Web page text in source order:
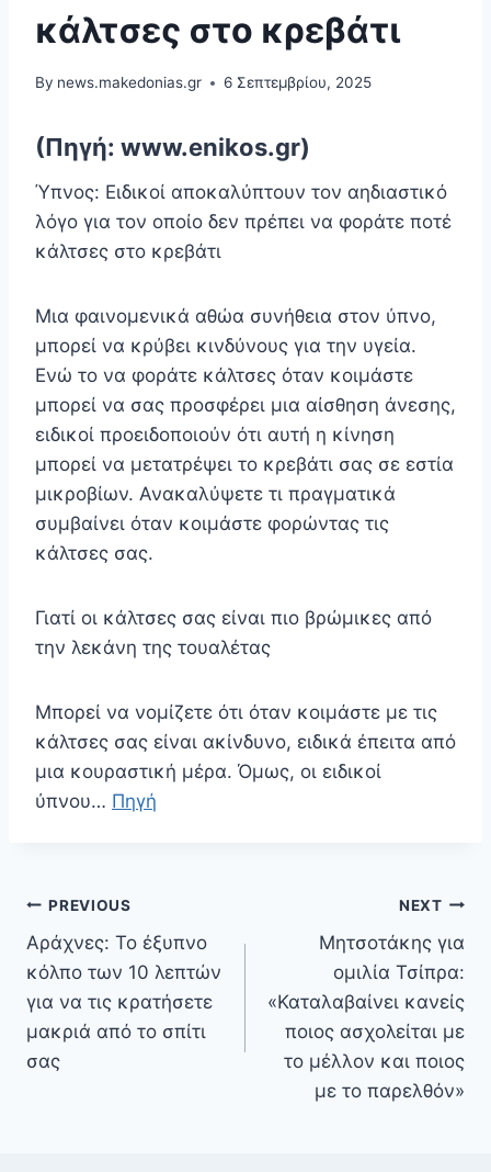
κάλτσες στο κρεβάτι
By news.makedonias.gr 6 Σεπτεμβρίου, 2025
(Πηγή: www.enikos.gr)
Ύπνος: Ειδικοί αποκαλύπτουν τον αηδιαστικό
λόγο για τον οποίο δεν πρέπει να φοράτε ποτέ
κάλτσες στο κρεβάτι
Μια φαινομενικά αθώα συνήθεια στον ύπνο,
μπορεί να κρύβει κινδύνους για την υγεία.
Ενώ το να φοράτε κάλτσες όταν κοιμάστε
μπορεί να σας προσφέρει μια αίσθηση άνεσης,
ειδικοί προειδοποιούν ότι αυτή η κίνηση
μπορεί να μετατρέψει το κρεβάτι σας σε εστία
μικροβίων. Ανακαλύψετε τι πραγματικά
συμβαίνει όταν κοιμάστε φορώντας τις
κάλτσες σας.
Γιατί οι κάλτσες σας είναι πιο βρώμικες από
την λεκάνη της τουαλέτας
Μπορεί να νομίζετε ότι όταν κοιμάστε με τις
κάλτσες σας είναι ακίνδυνο, ειδικά έπειτα από
μια κουραστική μέρα. Όμως, οι ειδικοί
ύπνου… Πηγή
Πλοήγηση
άρθρων
PREVIOUS
Αράχνες: Το έξυπνο
κόλπο των 10 λεπτών
για να τις κρατήσετε
μακριά από το σπίτι
σας
NEXT
Μητσοτάκης για
ομιλία Τσίπρα:
«Καταλαβαίνει κανείς
ποιος ασχολείται με
το μέλλον και ποιος
με το παρελθόν»